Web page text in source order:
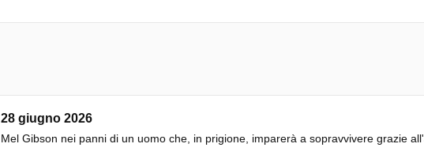
28 giugno 2026
Mel Gibson nei panni di un uomo che, in prigione, imparerà a sopravvivere grazie